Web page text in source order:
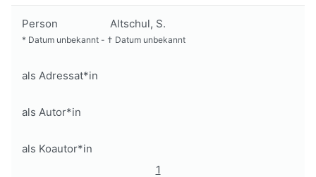
Person Altschul, S.
* Datum unbekannt - † Datum unbekannt
als Adressat*in
als Autor*in
als Koautor*in
1